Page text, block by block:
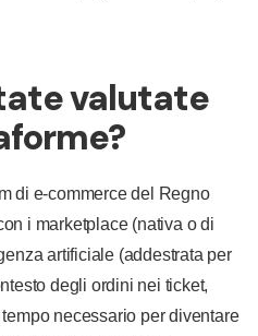
valutate
di e-commerce del Regno
i marketplace (nativa o di
artificiale (addestrata per
degli ordini nei ticket,
necessario per diventare